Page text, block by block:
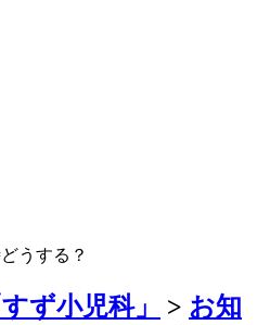
うする？
ず小児科」 > お知